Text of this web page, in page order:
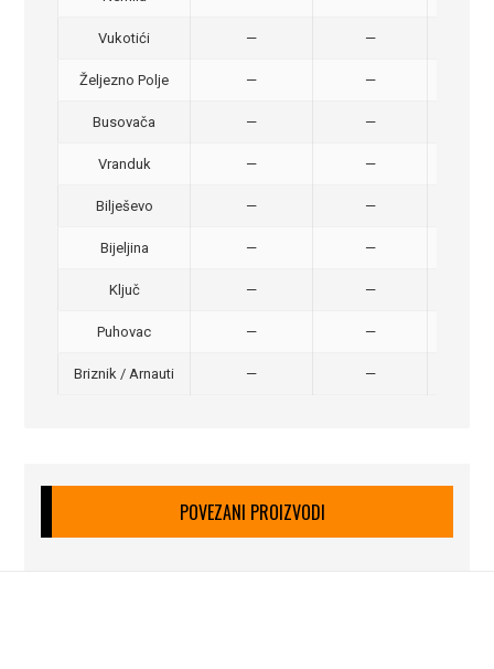
Vukotići — —
Željezno Polje — —
Busovača — —
Vranduk — —
Bilješevo — —
Bijeljina — —
Ključ — —
Puhovac — —
Briznik / Arnauti — —
POVEZANI PROIZVODI